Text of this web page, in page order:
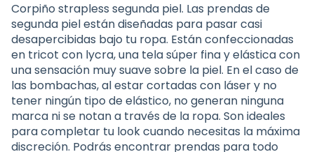
Corpiño strapless segunda piel. Las prendas de
segunda piel están diseñadas para pasar casi
desapercibidas bajo tu ropa. Están confeccionadas
en tricot con lycra, una tela súper fina y elástica con
una sensación muy suave sobre la piel. En el caso de
las bombachas, al estar cortadas con láser y no
tener ningún tipo de elástico, no generan ninguna
marca ni se notan a través de la ropa. Son ideales
para completar tu look cuando necesitas la máxima
discreción. Podrás encontrar prendas para todo